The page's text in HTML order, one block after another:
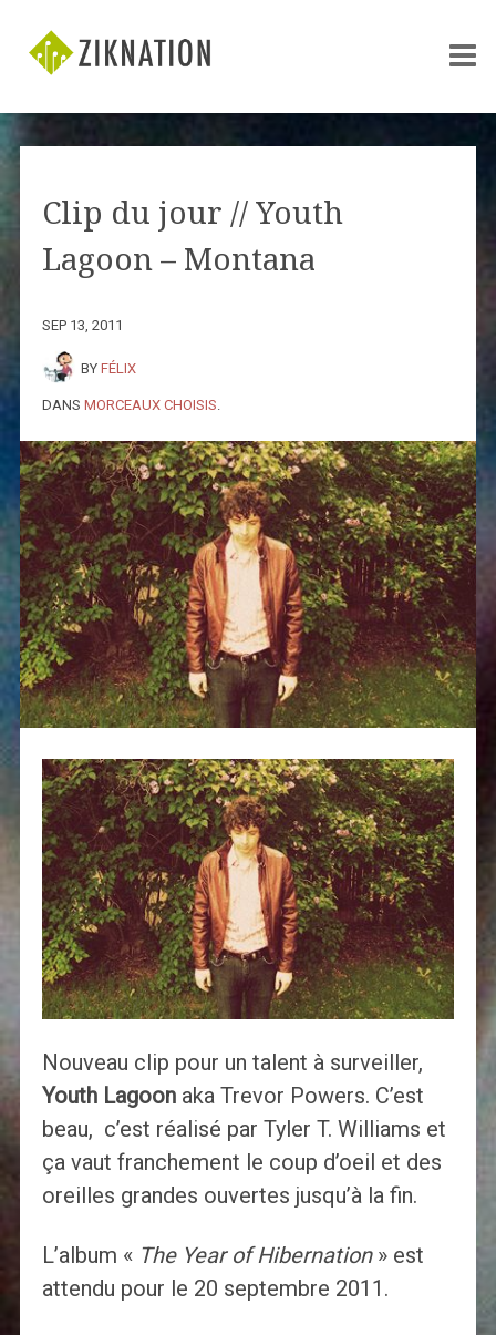
Clip du jour // Youth
Lagoon – Montana
SEP 13, 2011
BY FÉLIX
DANS MORCEAUX CHOISIS
Nouveau clip pour un talent à surveiller,
Youth Lagoonaka Trevor Powers. C’est
beau, c’est réalisé par Tyler T. Williams et
ça vaut franchement le coup d’oeil et des
oreilles grandes ouvertes jusqu’à la fin.
L’album « The Year of Hibernation» est
attendu pour le 20 septembre 2011.